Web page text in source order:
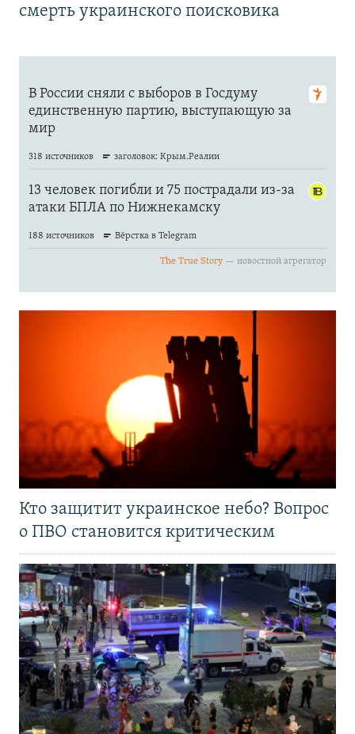
смерть украинского поисковика
Кто защитит украинское небо? Вопрос
о ПВО становится критическим